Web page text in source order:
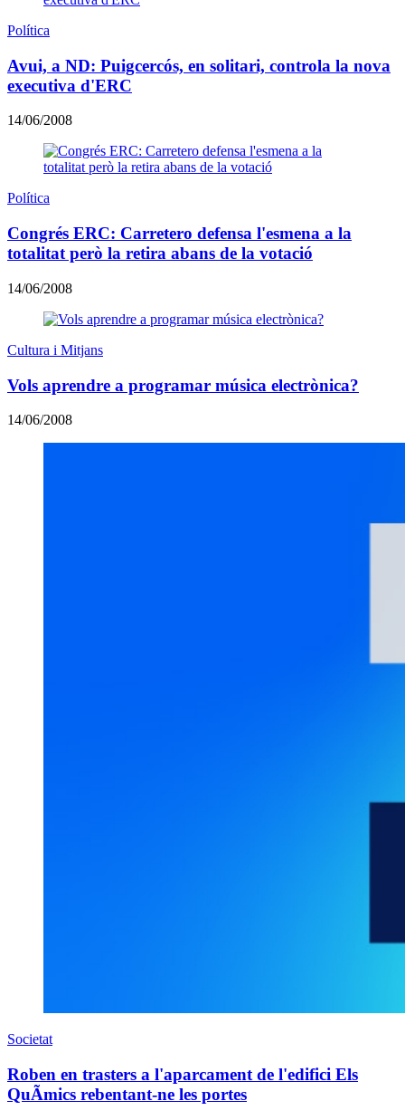
Política
Avui, a ND: Puigcercós, en solitari, controla la nova
executiva d'ERC
14/06/2008
Política
Congrés ERC: Carretero defensa l'esmena a la
totalitat però la retira abans de la votació
14/06/2008
Cultura i Mitjans
Vols aprendre a programar música electrònica?
14/06/2008
Societat
Roben en trasters a l'aparcament de l'edifici Els
QuÃ­mics rebentant-ne les portes